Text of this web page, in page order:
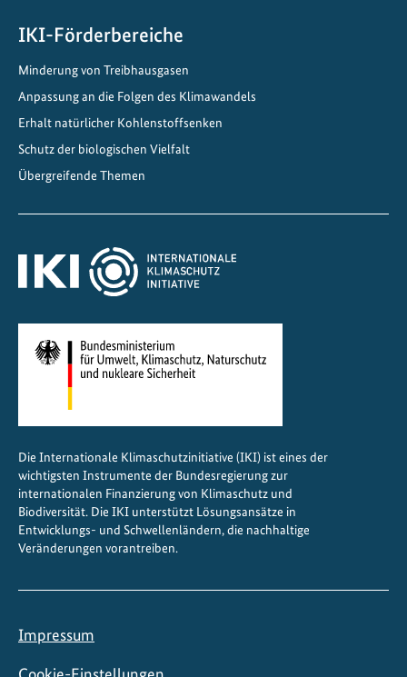
IKI-Förderbereiche
Minderung von Treibhausgasen
Anpassung an die Folgen des Klimawandels
Erhalt natürlicher Kohlenstoffsenken
Schutz der biologischen Vielfalt
Übergreifende Themen
Die Internationale Klimaschutzinitiative (IKI) ist eines der
wichtigsten Instrumente der Bundesregierung zur
internationalen Finanzierung von Klimaschutz und
Biodiversität. Die IKI unterstützt Lösungsansätze in
Entwicklungs- und Schwellenländern, die nachhaltige
Veränderungen vorantreiben.
Impressum